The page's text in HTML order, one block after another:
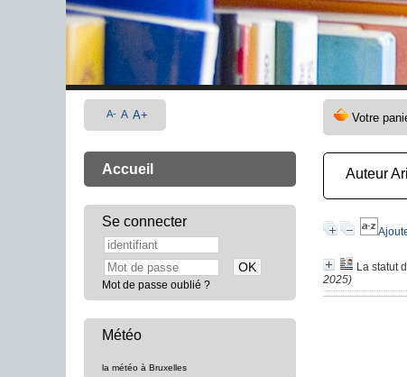
Auteur
La statut
2025)
A- A A+
Accueil
Se connecter
Mot de passe oublié ?
Météo
la météo à Bruxelles